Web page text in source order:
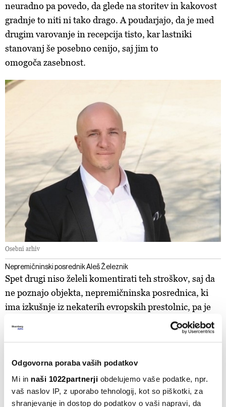
Odgovorna poraba vaših podatkov
Mi in naši 1022partnerji obdelujemo vaše podatke, npr.
vaš naslov IP, z uporabo tehnologij, kot so piškotki, za
shranjevanje in dostop do podatkov o vaši napravi, da
neuradno pa povedo, da glede na storitev in kakovost
gradnje to niti ni tako drago. A poudarjajo, da je med
drugim varovanje in recepcija tisto, kar lastniki
stanovanj še posebno cenijo, saj jim to
omogoča zasebnost.
Osebni arhiv
Nepremičninski posrednik Aleš Železnik
Spet drugi niso želeli komentirati teh stroškov, saj da
ne poznajo objekta, nepremičninska posrednica, ki
ima izkušnje iz nekaterih evropskih prestolnic, pa je
povedala, da je fiksni del stroškov precej nižji kot v
najnovejših podobnih stanovanjskih kompleksih v